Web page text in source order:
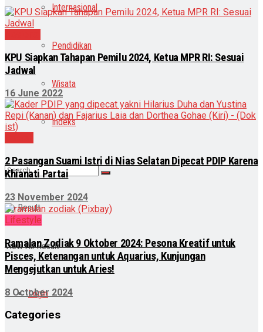
Internasional
Pendidikan
Wisata
Indeks
No Result
View All Result
Login
KPU Siapkan Tahapan Pemilu 2024, Ketua MPR RI: Sesuai
Jadwal
16 June 2022
2 Pasangan Suami Istri di Nias Selatan Dipecat PDIP Karena
Khianati Partai
23 November 2024
Lifestyle
Ramalan Zodiak 9 Oktober 2024: Pesona Kreatif untuk
Pisces, Ketenangan untuk Aquarius, Kunjungan
Mengejutkan untuk Aries!
8 October 2024
Categories